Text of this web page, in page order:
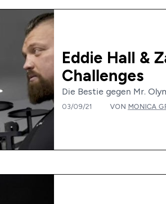
Eddie Hall &
Challenges
Die Bestie gegen Mr.
03/09/21 VON MONICA